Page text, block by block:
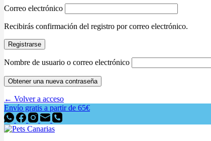
Correo electrónico
Recibirás confirmación del registro por correo electrónico.
Registrarse
Nombre de usuario o correo electrónico
Obtener una nueva contraseña
← Volver a acceso
Envío gratis a partir de 65€